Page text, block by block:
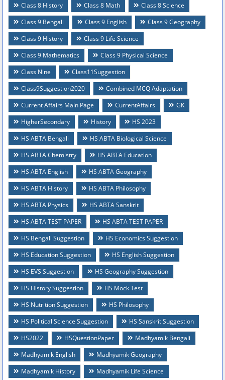
Class 8 History
Class 8 Math
Class 8 Science
Class 9 Bengali
Class 9 English
Class 9 Geography
Class 9 History
Class 9 Life Science
Class 9 Mathematics
Class 9 Physical Science
Class Nine
Class11Suggestion
Class9Suggestion2020
Combined MCQ Adaptation
Current Affairs Main Page
CurrentAffairs
GK
HigherSecondary
History
HS 2023
HS ABTA Bengali
HS ABTA Biological Science
HS ABTA Chemistry
HS ABTA Education
HS ABTA English
HS ABTA Geography
HS ABTA History
HS ABTA Philosophy
HS ABTA Physics
HS ABTA Sanskrit
HS ABTA TEST PAPER
HS ABTA TEST PAPER
HS Bengali Suggestion
HS Economics Suggestion
HS Education Suggestion
HS English Suggestion
HS EVS Suggestion
HS Geography Suggestion
HS History Suggestion
HS Mock Test
HS Nutrition Suggestion
HS Philosophy
HS Political Science Suggestion
HS Sanskrit Suggestion
HS2022
HSQuestionPaper
Madhyamik Bengali
Madhyamik English
Madhyamik Geography
Madhyamik History
Madhyamik Life Science